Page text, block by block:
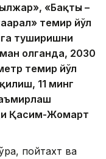
«Бақты –
темир йўл
туширишни
олганда, 2030
темир йўл
11 минг
Қасим-Жомарт
пойтахт ва